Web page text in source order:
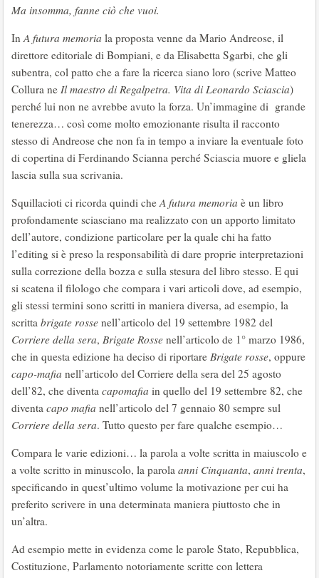
Ma insomma, fanne ciò che vuoi.
InA futura memoria la proposta venne da Mario Andreose, il
direttore editoriale di Bompiani, e da Elisabetta Sgarbi, che gli
subentra, col patto che a fare la ricerca siano loro (scrive Matteo
Collura ne Il maestro di Regalpetra. Vita di Leonardo Sciascia)
perché lui non ne avrebbe avuto la forza. Un’immagine di grande
tenerezza… così come molto emozionante risulta il racconto
stesso di Andreose che non fa in tempo a inviare la eventuale foto
di copertina di Ferdinando Scianna perché Sciascia muore e gliela
lascia sulla sua scrivania.
Squillacioti ci ricorda quindi cheA futura memoria è un libro
profondamente sciasciano ma realizzato con un apporto limitato
dell’autore, condizione particolare per la quale chi ha fatto
l’editing si è preso la responsabilità di dare proprie interpretazioni
sulla correzione della bozza e sulla stesura del libro stesso. E qui
si scatena il filologo che compara i vari articoli dove, ad esempio,
gli stessi termini sono scritti in maniera diversa, ad esempio, la
scritta brigate rosse nell’articolo del 19 settembre 1982 del
Corriere della sera, Brigate Rosse nell’articolo de 1° marzo 1986,
che in questa edizione ha deciso di riportare Brigate rosse, oppure
capo-mafia nell’articolo del Corriere della sera del 25 agosto
dell’82, che diventa capomafia in quello del 19 settembre 82, che
diventa capo mafia nell’articolo del 7 gennaio 80 sempre sul
Corriere della sera. Tutto questo per fare qualche esempio…
Compara le varie edizioni… la parola a volte scritta in maiuscolo e
a volte scritto in minuscolo, la parola anni Cinquanta, anni trenta,
specificando in quest’ultimo volume la motivazione per cui ha
preferito scrivere in una determinata maniera piuttosto che in
un’altra.
Ad esempio mette in evidenza come le parole Stato, Repubblica,
Costituzione, Parlamento notoriamente scritte con lettera